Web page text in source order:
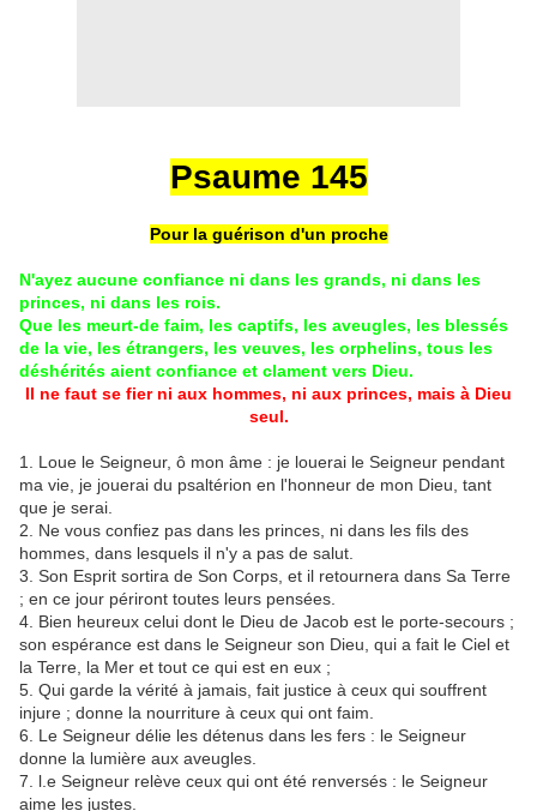
Psaume 145
Pour la guérison d'un proche
N'ayez aucune confiance ni dans les grands, ni dans les
princes, ni dans les rois.
Que les meurt-de faim, les captifs, les aveugles, les blessés
de la vie, les étrangers, les veuves, les orphelins, tous les
déshérités aient confiance et clament vers Dieu.
Il ne faut se fier ni aux hommes, ni aux princes, mais à Dieu
seul.
1. Loue le Seigneur, ô mon âme : je louerai le Seigneur pendant
ma vie, je jouerai du psaltérion en l'honneur de mon Dieu, tant
que je serai.
2. Ne vous confiez pas dans les princes, ni dans les fils des
hommes, dans lesquels il n'y a pas de salut.
3. Son Esprit sortira de Son Corps, et il retournera dans Sa Terre
; en ce jour périront toutes leurs pensées.
4. Bien heureux celui dont le Dieu de Jacob est le porte-secours ;
son espérance est dans le Seigneur son Dieu, qui a fait le Ciel et
la Terre, la Mer et tout ce qui est en eux ;
5. Qui garde la vérité à jamais, fait justice à ceux qui souffrent
injure ; donne la nourriture à ceux qui ont faim.
6. Le Seigneur délie les détenus dans les fers : le Seigneur
donne la lumière aux aveugles.
7. l.e Seigneur relève ceux qui ont été renversés : le Seigneur
aime les justes.